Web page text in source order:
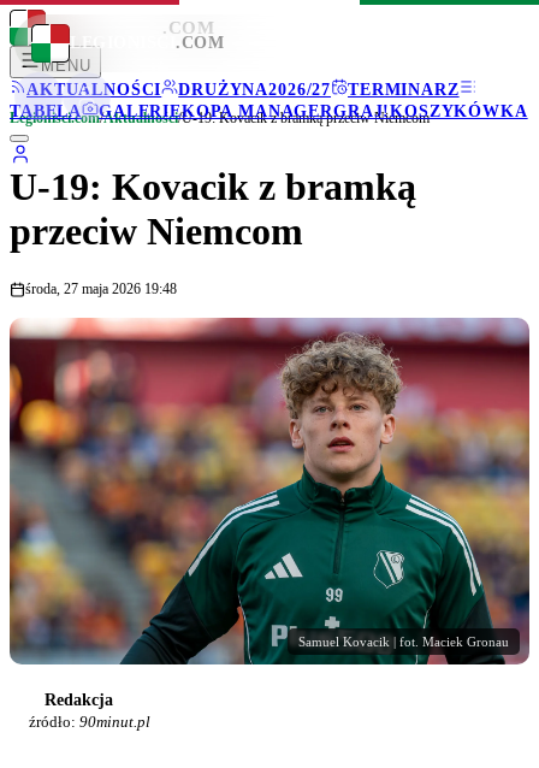
LEGIONISCI .COM
MENU
AKTUALNOŚCI
DRUŻYNA2026/27
TERMINARZ
TABELA
GALERIEKOPA MANAGERGRAJ!KOSZYKÓWKA
LEGIONISCI .COM
Legionisci.com/Aktualności/U-19: Kovacik z bramką przeciw Niemcom
U-19: Kovacik z bramką
przeciw Niemcom
środa, 27 maja 2026 19:48
Samuel Kovacik | fot. Maciek Gronau
Redakcja
źródło: 90minut.pl